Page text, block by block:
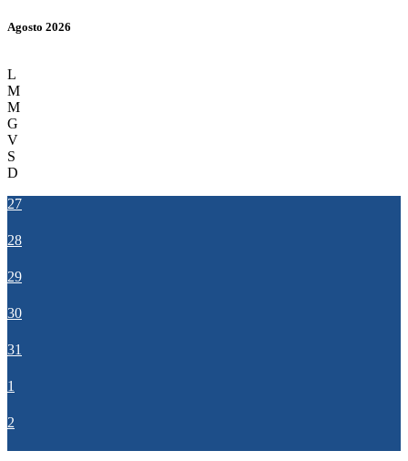
Agosto 2026
L
M
M
G
V
S
D
27
28
29
30
31
1
2